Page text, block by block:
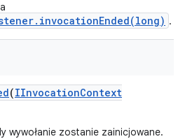
.
(IInvocationContext
wywołanie zostanie zainicjowane.